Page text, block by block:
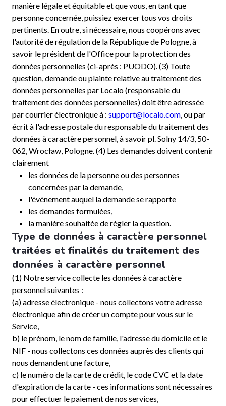
manière légale et équitable et que vous, en tant que
personne concernée, puissiez exercer tous vos droits
pertinents. En outre, si nécessaire, nous coopérons avec
l'autorité de régulation de la République de Pologne, à
savoir le président de l'Office pour la protection des
données personnelles (ci-après : PUODO). (3) Toute
question, demande ou plainte relative au traitement des
données personnelles par Localo (responsable du
traitement des données personnelles) doit être adressée
par courrier électronique à : support@localo.com, ou par
écrit à l'adresse postale du responsable du traitement des
données à caractère personnel, à savoir pl. Solny 14/3, 50-
062, Wrocław, Pologne. (4) Les demandes doivent contenir
clairement
les données de la personne ou des personnes
concernées par la demande,
l'événement auquel la demande se rapporte
les demandes formulées,
la manière souhaitée de régler la question.
Type de données à caractère personnel
traitées et finalités du traitement des
données à caractère personnel
(1) Notre service collecte les données à caractère
personnel suivantes :
(a) adresse électronique - nous collectons votre adresse
électronique afin de créer un compte pour vous sur le
Service,
b) le prénom, le nom de famille, l'adresse du domicile et le
NIF - nous collectons ces données auprès des clients qui
nous demandent une facture,
c) le numéro de la carte de crédit, le code CVC et la date
d'expiration de la carte - ces informations sont nécessaires
pour effectuer le paiement de nos services,